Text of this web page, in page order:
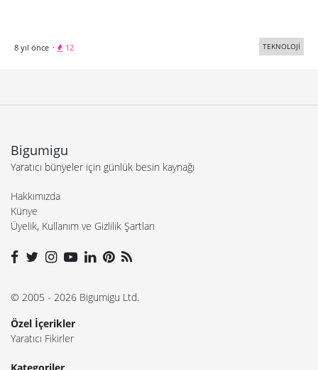
8 yıl önce · 12 TEKNOLOJİ
Bigumigu
Yaratıcı bünyeler için günlük besin kaynağı
Hakkımızda
Künye
Üyelik, Kullanım ve Gizlilik Şartları
© 2005 - 2026 Bigumigu Ltd.
Özel İçerikler
Yaratıcı Fikirler